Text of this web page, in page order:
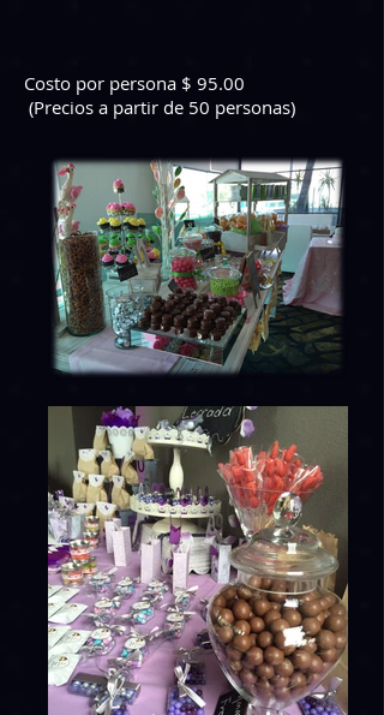
Costo por persona $ 95.00
(Precios a partir de 50 personas)